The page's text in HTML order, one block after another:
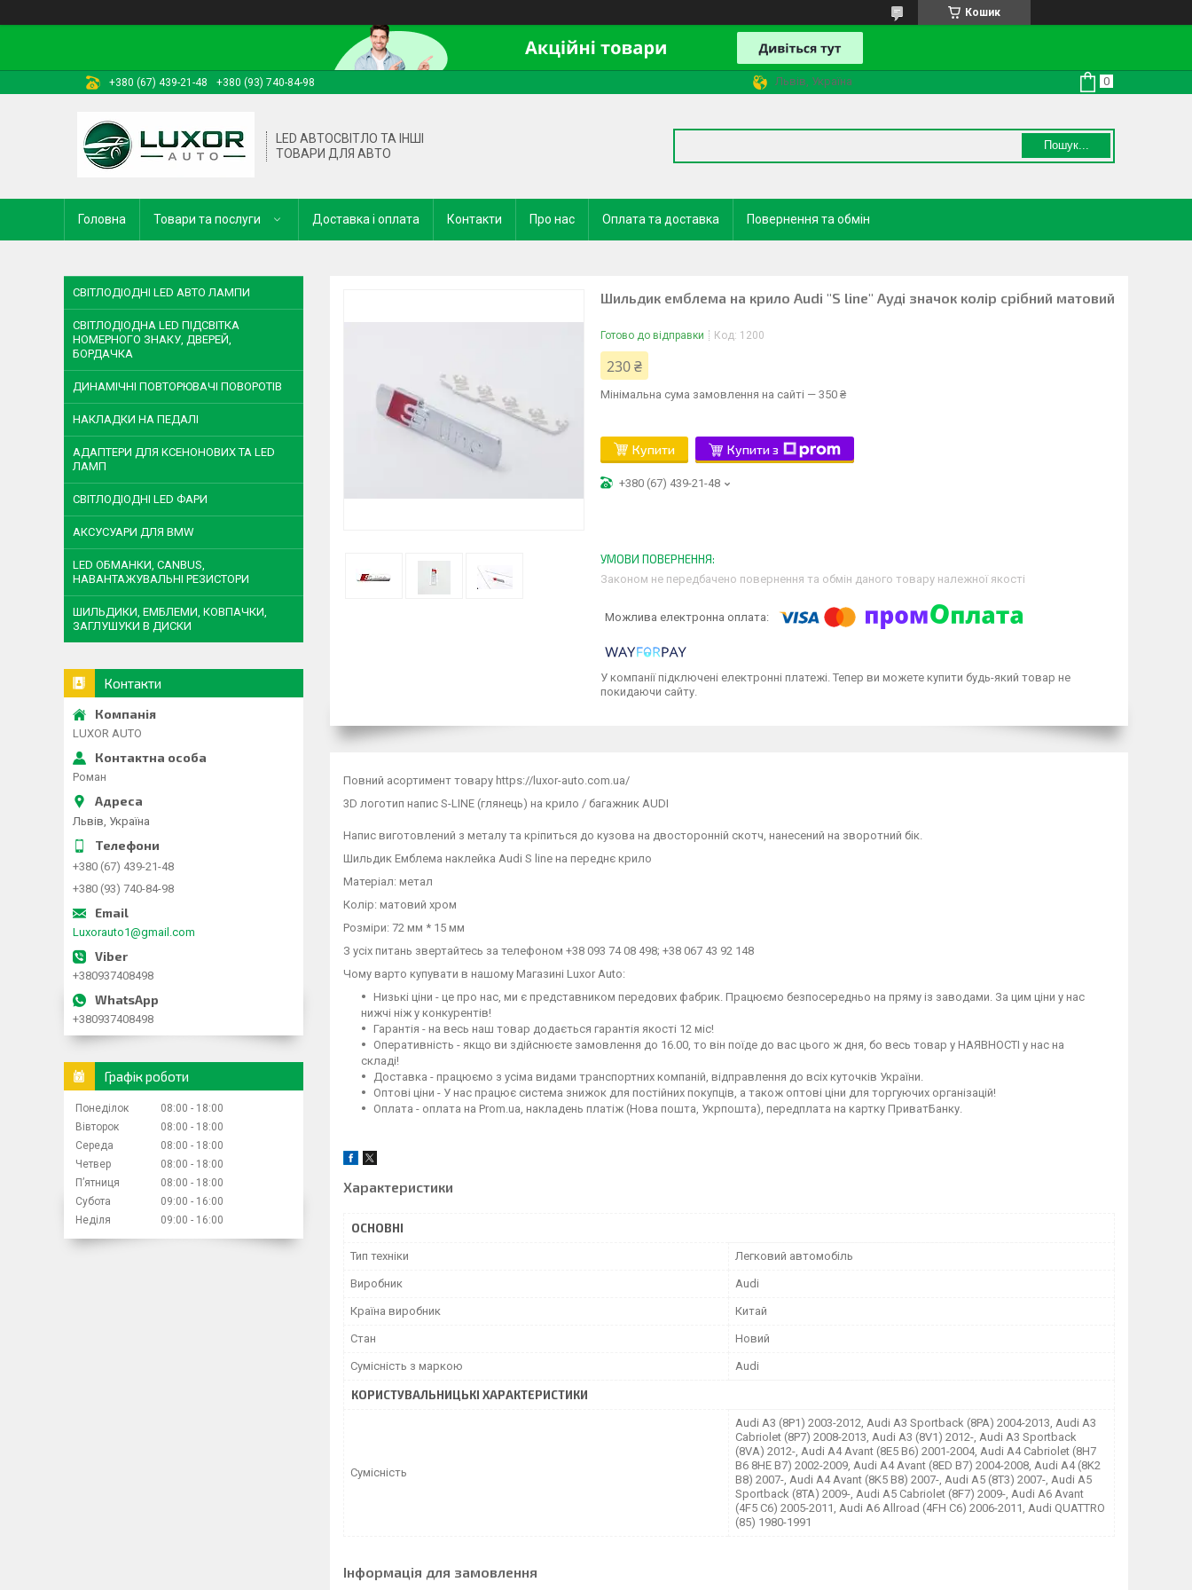
Кошик
+380 (67) 439-21-48 +380 (93) 740-84-98 Львів, Україна
LED АВТОСВІТЛО ТА ІНШІ
ТОВАРИ ДЛЯ АВТО
Пошук...
Головна Товари та послуги Доставка і оплата Контакти Про нас Оплата та доставка Повернення та обмін
Шильдик емблема на крило Audi "S line" Ауді значок колір срібний матовий
Готово до відправки Код: 1200
230 ₴
Мінімальна сума замовлення на сайті — 350 ₴
Купити Купити з
+380 (67) 439-21-48
Законом не передбачено повернення та обмін даного товару належної якості
У компанії підключені електронні платежі. Тепер ви можете купити будь-який товар не
покидаючи сайту.
Повний асортимент товару https://luxor-auto.com.ua/
3D логотип напис S-LINE (глянець) на крило / багажник AUDI
Напис виготовлений з металу та кріпиться до кузова на двосторонній скотч, нанесений на зворотний бік.
Шильдик Емблема наклейка Audi S line на переднє крило
Матеріал: метал
Колір: матовий хром
Розміри: 72 мм * 15 мм
З усіх питань звертайтесь за телефоном +38 093 74 08 498; +38 067 43 92 148
Чому варто купувати в нашому Магазині Luxor Auto:
Низькі ціни - це про нас, ми є представником передових фабрик. Працюємо безпосередньо на пряму із заводами. За цим ціни у нас
нижчі ніж у конкурентів!
Гарантія - на весь наш товар додається гарантія якості 12 міс!
Оперативність - якщо ви здійснюєте замовлення до 16.00, то він поїде до вас цього ж дня, бо весь товар у НАЯВНОСТІ у нас на
складі!
Доставка - працюємо з усіма видами транспортних компаній, відправлення до всіх куточків України.
Оптові ціни - У нас працює система знижок для постійних покупців, а також оптові ціни для торгуючих організацій!
Оплата - оплата на Prom.ua, накладень платіж (Нова пошта, Укрпошта), передплата на картку ПриватБанку.
Характеристики
ОСНОВНІ
Тип техніки Легковий автомобіль
Виробник Audi
Країна виробник Китай
Стан Новий
Сумісність з маркою Audi
КОРИСТУВАЛЬНИЦЬКІ ХАРАКТЕРИСТИКИ
Сумісність
Audi A3 (8P1) 2003-2012, Audi A3 Sportback (8PA) 2004-2013, Audi A3
Cabriolet (8P7) 2008-2013, Audi A3 (8V1) 2012-, Audi A3 Sportback
(8VA) 2012-, Audi A4 Avant (8E5 B6) 2001-2004, Audi A4 Cabriolet (8H7
B6 8HE B7) 2002-2009, Audi A4 Avant (8ED B7) 2004-2008, Audi A4 (8K2
B8) 2007-, Audi A4 Avant (8K5 B8) 2007-, Audi A5 (8T3) 2007-, Audi A5
Sportback (8TA) 2009-, Audi A5 Cabriolet (8F7) 2009-, Audi A6 Avant
(4F5 C6) 2005-2011, Audi A6 Allroad (4FH C6) 2006-2011, Audi QUATTRO
(85) 1980-1991
Інформація для замовлення
СВІТЛОДІОДНІ LED АВТО ЛАМПИ
СВІТЛОДІОДНА LED ПІДСВІТКА
НОМЕРНОГО ЗНАКУ, ДВЕРЕЙ,
БОРДАЧКА
ДИНАМІЧНІ ПОВТОРЮВАЧІ ПОВОРОТІВ
НАКЛАДКИ НА ПЕДАЛІ
АДАПТЕРИ ДЛЯ КСЕНОНОВИХ ТА LED
ЛАМП
СВІТЛОДІОДНІ LED ФАРИ
АКСУСУАРИ ДЛЯ BMW
LED ОБМАНКИ, CANBUS,
НАВАНТАЖУВАЛЬНІ РЕЗИСТОРИ
ШИЛЬДИКИ, ЕМБЛЕМИ, КОВПАЧКИ,
ЗАГЛУШУКИ В ДИСКИ
Контакти
LUXOR AUTO
Роман
Львів, Україна
+380 (67) 439-21-48
+380 (93) 740-84-98
Luxorauto1@gmail.com
+380937408498
+380937408498
Графік роботи
Понеділок 08:00
18:00
Вівторок
08:00
18:00
Середа
08:00
18:00
Четвер
08:00
18:00
Пʼятниця
08:00
18:00
Субота
09:00
16:00
Неділя
09:00 16:00